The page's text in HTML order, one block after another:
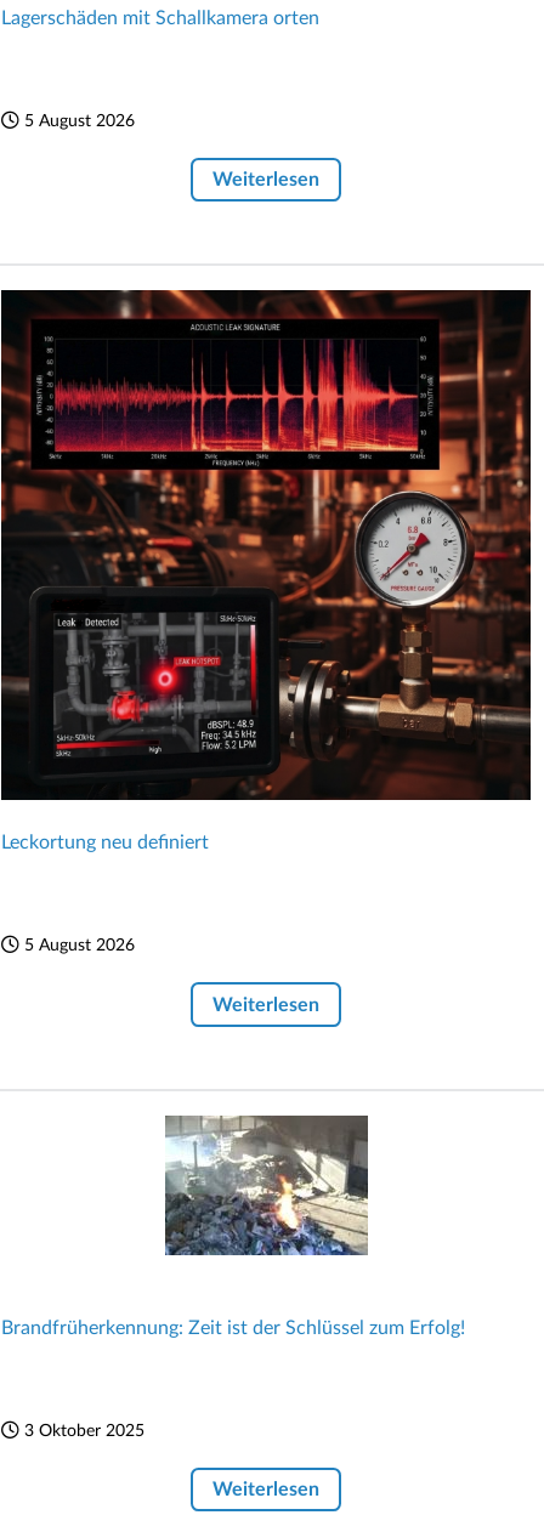
Lagerschäden mit Schallkamera orten
5 August 2026
Weiterlesen
Leckortung neu definiert
5 August 2026
Weiterlesen
Brandfrüherkennung: Zeit ist der Schlüssel zum Erfolg!
3 Oktober 2025
Weiterlesen